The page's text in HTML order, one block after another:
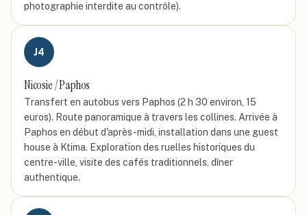
photographie interdite au contrôle).
J4
Nicosie / Paphos
Transfert en autobus vers Paphos (2 h 30 environ, 15
euros). Route panoramique à travers les collines. Arrivée à
Paphos en début d'après-midi, installation dans une guest
house à Ktima. Exploration des ruelles historiques du
centre-ville, visite des cafés traditionnels, dîner
authentique.